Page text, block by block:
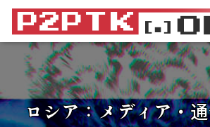
ロシア：メディア・